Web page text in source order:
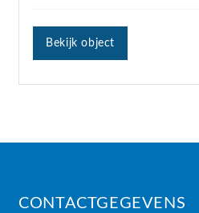
Bekijk object
CONTACTGEGEVENS